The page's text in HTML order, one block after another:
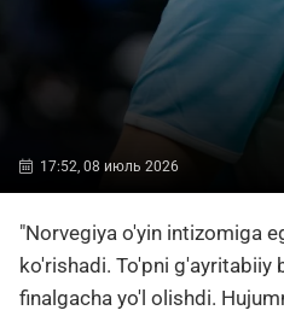
17:52, 08 июль 2026
"Norvegiya o'yin intizomiga
ko'rishadi. To'pni
finalgacha yo'l olishdi.